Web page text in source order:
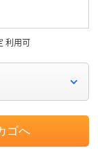
利用可
ゴへ